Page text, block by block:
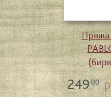
Пряжа
24900